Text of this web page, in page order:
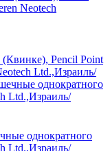
(Квинке), Pencil Point
Ltd.,Израиль/
однократного
Ltd.,Израиль/